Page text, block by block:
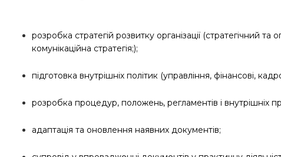
розробка стратегій розвитку організації (стратегічний
комунікаційна стратегія;);
підготовка внутрішніх політик (управління, фінансові,
розробка процедур, положень, регламентів і внутрішніх
адаптація та оновлення наявних документів;